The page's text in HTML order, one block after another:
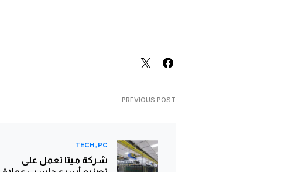
PREVIOUS POST
PC
TECH
شركة ميتا تعمل على